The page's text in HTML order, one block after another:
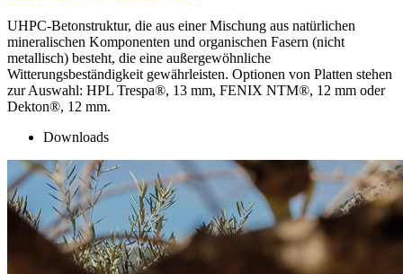
UHPC-Betonstruktur, die aus einer Mischung aus natürlichen
mineralischen Komponenten und organischen Fasern (nicht
metallisch) besteht, die eine außergewöhnliche
Witterungsbeständigkeit gewährleisten. Optionen von Platten stehen
zur Auswahl: HPL Trespa®, 13 mm, FENIX NTM®, 12 mm oder
Dekton®, 12 mm.
Downloads